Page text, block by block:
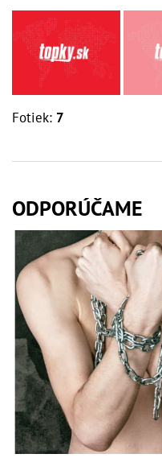
Fotiek: 7
ODPORÚČAME